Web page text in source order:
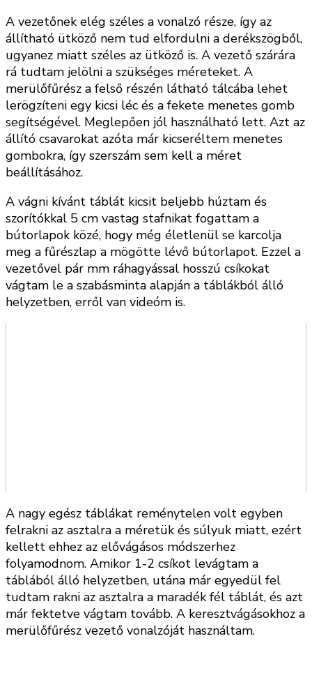
A vezetőnek elég széles a vonalzó része, így az
állítható ütköző nem tud elfordulni a derékszögből,
ugyanez miatt széles az ütköző is. A vezető szárára
rá tudtam jelölni a szükséges méreteket. A
merülőfűrész a felső részén látható tálcába lehet
lerögzíteni egy kicsi léc és a fekete menetes gomb
segítségével. Meglepően jól használható lett. Azt az
állító csavarokat azóta már kicseréltem menetes
gombokra, így szerszám sem kell a méret
beállításához.
A vágni kívánt táblát kicsit beljebb húztam és
szorítókkal 5 cm vastag stafnikat fogattam a
bútorlapok közé, hogy még életlenül se karcolja
meg a fűrészlap a mögötte lévő bútorlapot. Ezzel a
vezetővel pár mm ráhagyással hosszú csíkokat
vágtam le a szabásminta alapján a táblákból álló
helyzetben, erről van videóm is.
A nagy egész táblákat reménytelen volt egyben
felrakni az asztalra a méretük és súlyuk miatt, ezért
kellett ehhez az elővágásos módszerhez
folyamodnom. Amikor 1-2 csíkot levágtam a
táblából álló helyzetben, utána már egyedül fel
tudtam rakni az asztalra a maradék fél táblát, és azt
már fektetve vágtam tovább. A keresztvágásokhoz a
merülőfűrész vezető vonalzóját használtam.